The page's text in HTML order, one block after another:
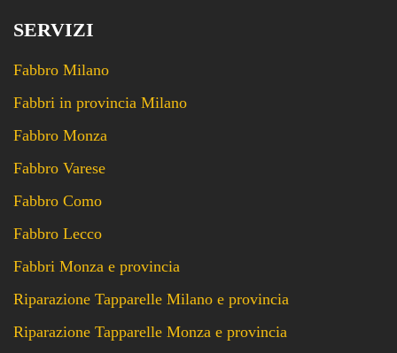
SERVIZI
Fabbro Milano
Fabbri in provincia Milano
Fabbro Monza
Fabbro Varese
Fabbro Como
Fabbro Lecco
Fabbri Monza e provincia
Riparazione Tapparelle Milano e provincia
Riparazione Tapparelle Monza e provincia